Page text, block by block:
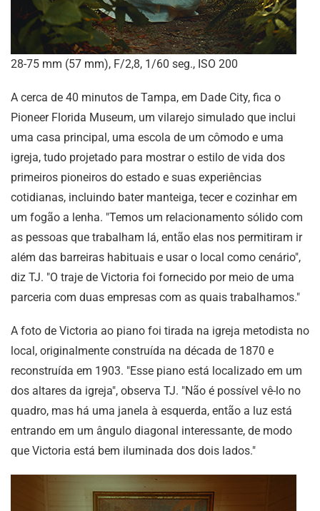
28-75 mm (57 mm), F/2,8, 1/60 seg., ISO 200
A cerca de 40 minutos de Tampa, em Dade City, fica o
Pioneer Florida Museum, um vilarejo simulado que inclui
uma casa principal, uma escola de um cômodo e uma
igreja, tudo projetado para mostrar o estilo de vida dos
primeiros pioneiros do estado e suas experiências
cotidianas, incluindo bater manteiga, tecer e cozinhar em
um fogão a lenha. "Temos um relacionamento sólido com
as pessoas que trabalham lá, então elas nos permitiram ir
além das barreiras habituais e usar o local como cenário",
diz TJ. "O traje de Victoria foi fornecido por meio de uma
parceria com duas empresas com as quais trabalhamos."
A foto de Victoria ao piano foi tirada na igreja metodista no
local, originalmente construída na década de 1870 e
reconstruída em 1903. "Esse piano está localizado em um
dos altares da igreja", observa TJ. "Não é possível vê-lo no
quadro, mas há uma janela à esquerda, então a luz está
entrando em um ângulo diagonal interessante, de modo
que Victoria está bem iluminada dos dois lados."